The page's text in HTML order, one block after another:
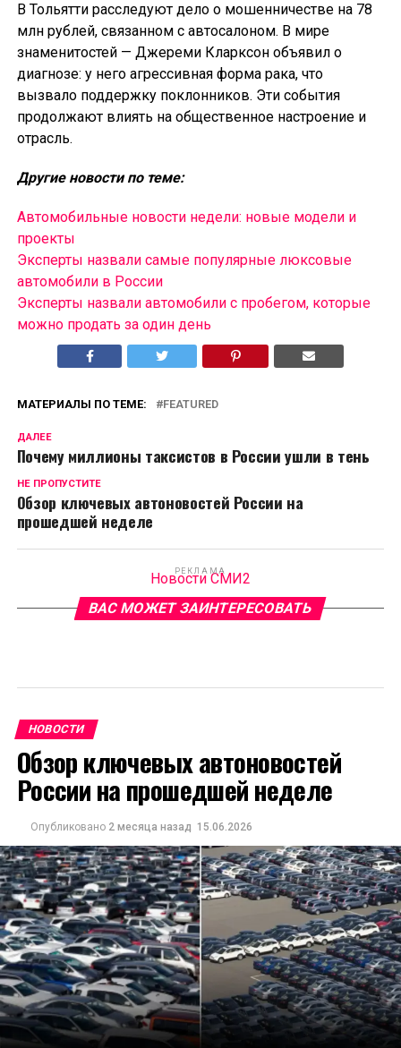
В Тольятти расследуют дело о мошенничестве на 78
млн рублей, связанном с автосалоном. В мире
знаменитостей — Джереми Кларксон объявил о
диагнозе: у него агрессивная форма рака, что
вызвало поддержку поклонников. Эти события
продолжают влиять на общественное настроение и
отрасль.
Другие новости по теме:
Автомобильные новости недели: новые модели и
проекты
Эксперты назвали самые популярные люксовые
автомобили в России
Эксперты назвали автомобили с пробегом, которые
можно продать за один день
МАТЕРИАЛЫ ПО ТЕМЕ: FEATURED
ДАЛЕЕ
Почему миллионы таксистов в России ушли в тень
НЕ ПРОПУСТИТЕ
Обзор ключевых автоновостей России на
прошедшей неделе
РЕКЛАМА
Новости СМИ2
ВАС МОЖЕТ ЗАИНТЕРЕСОВАТЬ
НОВОСТИ
Обзор ключевых автоновостей
России на прошедшей неделе
Опубликовано 2 месяца назад 15.06.2026